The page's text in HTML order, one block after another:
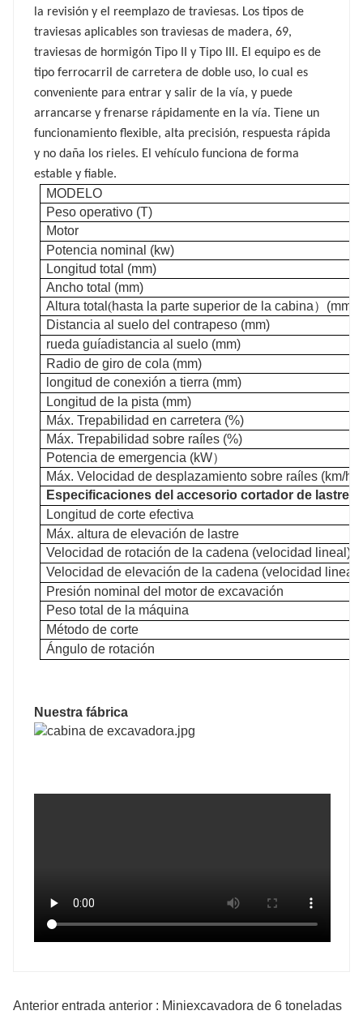
la revisión y el reemplazo de traviesas. Los tipos de
traviesas aplicables son traviesas de madera, 69,
traviesas de hormigón Tipo II y Tipo III. El equipo es de
tipo ferrocarril de carretera de doble uso, lo cual es
conveniente para entrar y salir de la vía, y puede
arrancarse y frenarse rápidamente en la vía. Tiene un
funcionamiento flexible, alta precisión, respuesta rápida
y no daña los rieles. El vehículo funciona de forma
estable y fiable.
MODELO
Peso operativo (T)
Motor
Potencia nominal (kw)
Longitud total (mm)
Ancho total (mm)
Altura total (hasta la parte superior de la cabina） (mm)
Distancia al suelo del contrapeso (mm)
rueda guíadistancia al suelo (mm)
Radio de giro de cola (mm)
longitud de conexión a tierra (mm)
Longitud de la pista (mm)
Máx. Trepabilidad en carretera (%)
Máx. Trepabilidad sobre raíles (%)
Potencia de emergencia (kW）
Máx. Velocidad de desplazamiento sobre raíles (km/h)
Especificaciones del accesorio cortador de lastre
Longitud de corte efectiva
Máx. altura de elevación de lastre
Velocidad de rotación de la cadena (velocidad lineal)
Velocidad de elevación de la cadena (velocidad lineal)
Presión nominal del motor de excavación
Peso total de la máquina
Método de corte
Ángulo de rotación
Nuestra fábrica
Anterior entrada anterior : Miniexcavadora de 6 toneladas